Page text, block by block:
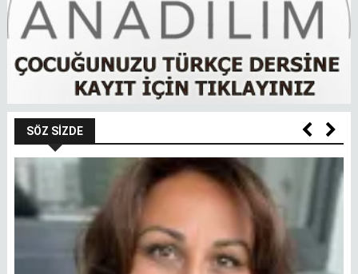
SÖZ SIZDE